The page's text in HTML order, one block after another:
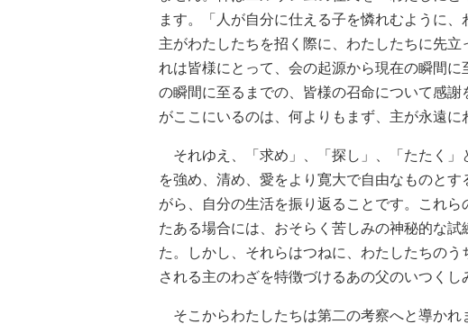
ます。「人が自分に仕える子を憐れむように
主がわたしたちを招く際に、わたしたちに先
れは皆様にとって、会の起源から現在の瞬間
の瞬間に至るまでの、皆様の召命について感
がここにいるのは、何よりもまず、主が永遠に
それゆえ、「求め」、「探し」、「たたく」
を強め、清め、愛をより寛大で自由なものと
がら、自分の生活を振り返ることです。これ
たある場合には、おそらく苦しみの神秘的な
た。しかし、それらはつねに、わたしたちの
される主のわざを特徴づけるあの父のいつくし
そこからわたしたちは第二の考察へと導かれ